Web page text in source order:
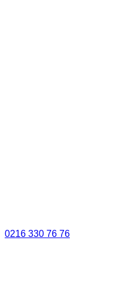
0216 330 76 76